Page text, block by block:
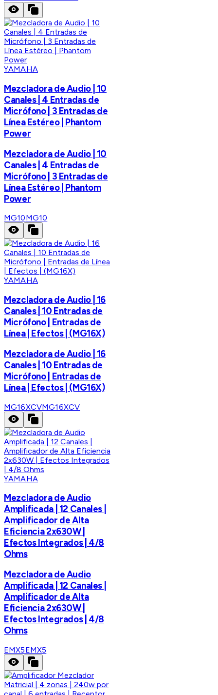
YAMAHA
Mezcladora de Audio | 10
Canales | 4 Entradas de
Micrófono | 3 Entradas de
Línea Estéreo | Phantom
Power
Mezcladora de Audio | 10
Canales | 4 Entradas de
Micrófono | 3 Entradas de
Línea Estéreo | Phantom
Power
MG10MG10
YAMAHA
Mezcladora de Audio | 16
Canales | 10 Entradas de
Micrófono | Entradas de
Línea | Efectos | (MG16X)
Mezcladora de Audio | 16
Canales | 10 Entradas de
Micrófono | Entradas de
Línea | Efectos | (MG16X)
MG16XCVMG16XCV
YAMAHA
Mezcladora de Audio
Amplificada | 12 Canales |
Amplificador de Alta
Eficiencia 2x630W |
Efectos Integrados | 4/8
Ohms
Mezcladora de Audio
Amplificada | 12 Canales |
Amplificador de Alta
Eficiencia 2x630W |
Efectos Integrados | 4/8
Ohms
EMX5EMX5